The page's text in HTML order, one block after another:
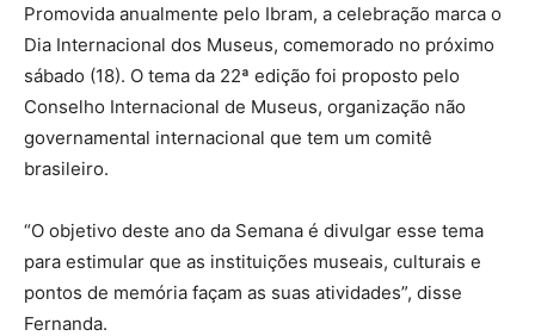
Promovida anualmente pelo Ibram, a celebração marca o
Dia Internacional dos Museus, comemorado no próximo
sábado (18). O tema da 22ª edição foi proposto pelo
Conselho Internacional de Museus, organização não
governamental internacional que tem um comitê
brasileiro.
“O objetivo deste ano da Semana é divulgar esse tema
para estimular que as instituições museais, culturais e
pontos de memória façam as suas atividades”, disse
Fernanda.